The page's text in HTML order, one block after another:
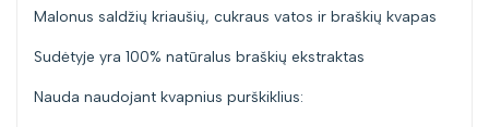
product
}}"
product
}}"
Malonus saldžių kriaušių, cukraus vatos ir braškių kvapas
Sudėtyje yra 100% natūralus braškių ekstraktas
Nauda naudojant kvapnius purškiklius: